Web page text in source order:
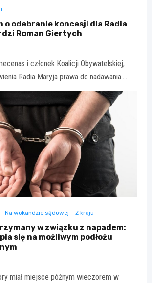
o odebranie koncesji dla Radia
Roman Giertych
i członek Koalicji Obywatelskiej,
Radia Maryja prawa do nadawania.…
Na wokandzie sądowej Z kraju
w związku z napadem:
się na możliwym podłożu
miał miejsce późnym wieczorem w